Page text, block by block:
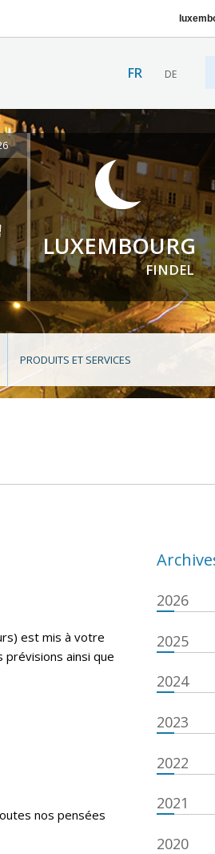
FR DE
LUXEMBOURG
FINDEL
PRODUITS ET SERVICES
est mis à votre
ainsi que
nos pensées
2026
2025
2024
2023
2022
2021
2020